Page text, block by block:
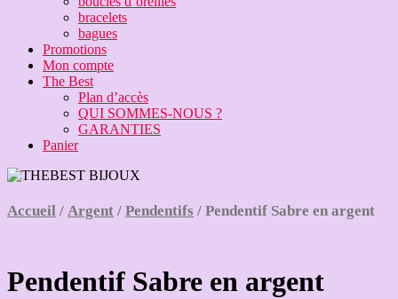
bracelets
bagues
Promotions
Mon compte
The Best
Plan d’accès
QUI SOMMES-NOUS ?
GARANTIES
Panier
Accueil / Argent / Pendentifs / Pendentif Sabre en argent
Pendentif Sabre en argent